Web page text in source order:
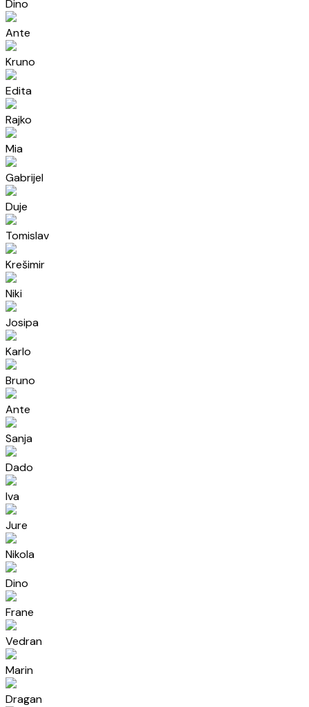
Dino
Ante
Kruno
Edita
Rajko
Mia
Gabrijel
Duje
Tomislav
Krešimir
Niki
Josipa
Karlo
Bruno
Ante
Sanja
Dado
Iva
Jure
Nikola
Dino
Frane
Vedran
Marin
Dragan